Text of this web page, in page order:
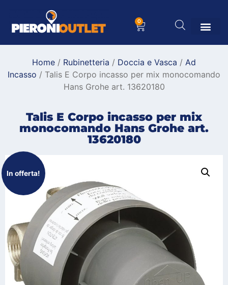
0
Home / Rubinetteria / Doccia e Vasca / Ad
Incasso / Talis E Corpo incasso per mix monocomando
Hans Grohe art. 13620180
Talis E Corpo incasso per mix
monocomando Hans Grohe art.
13620180
In offerta!